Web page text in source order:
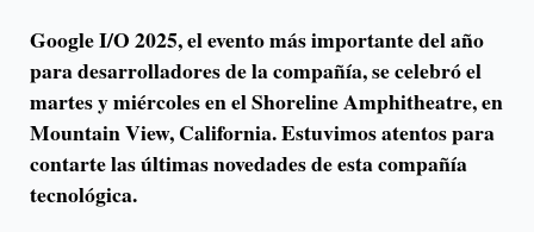
Google I/O 2025, el evento más importante del año
para desarrolladores de la compañía, se celebró el
martes y miércoles en el Shoreline Amphitheatre, en
Mountain View, California. Estuvimos atentos para
contarte las últimas novedades de esta compañía
tecnológica.